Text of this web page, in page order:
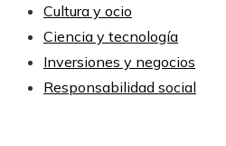
Cultura y ocio
Ciencia y tecnología
Inversiones y negocios
Responsabilidad social